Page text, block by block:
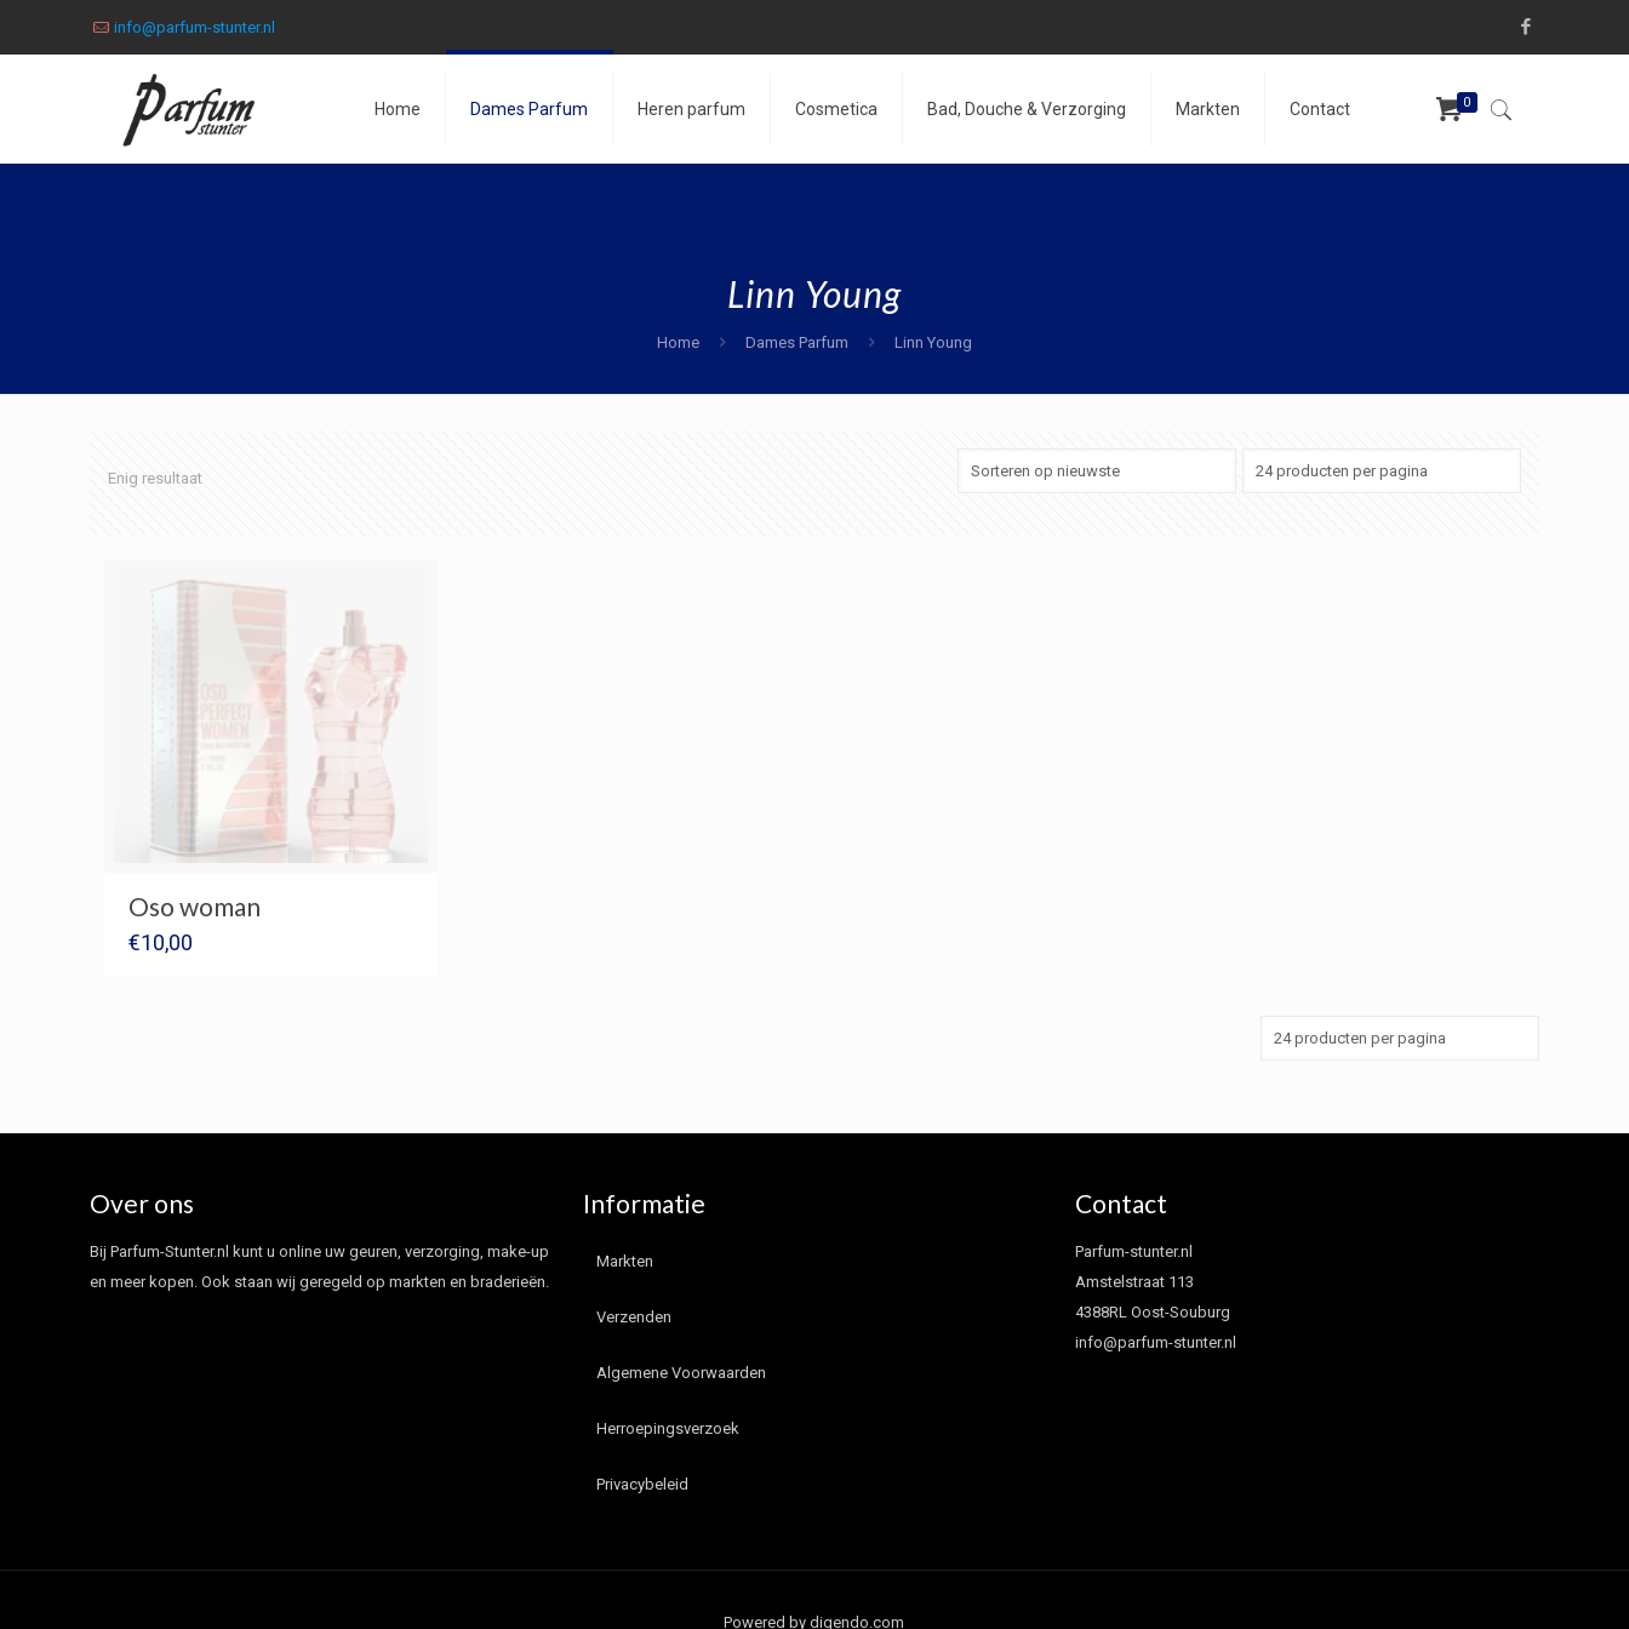
info@parfum-stunter.nl
Home Dames Parfum Heren parfum Cosmetica Bad, Douche & Verzorging Markten Contact 0
Linn Young
Home Dames Parfum Linn Young
Enig resultaat
Oso woman
€10,00
Over ons
Bij Parfum-Stunter.nl kunt u online uw geuren, verzorging, make-up
en meer kopen. Ook staan wij geregeld op markten en braderieën.
Informatie
Markten
Verzenden
Algemene Voorwaarden
Herroepingsverzoek
Privacybeleid
Contact
Parfum-stunter.nl
Amstelstraat 113
4388RL Oost-Souburg
info@parfum-stunter.nl
Powered by digendo.com